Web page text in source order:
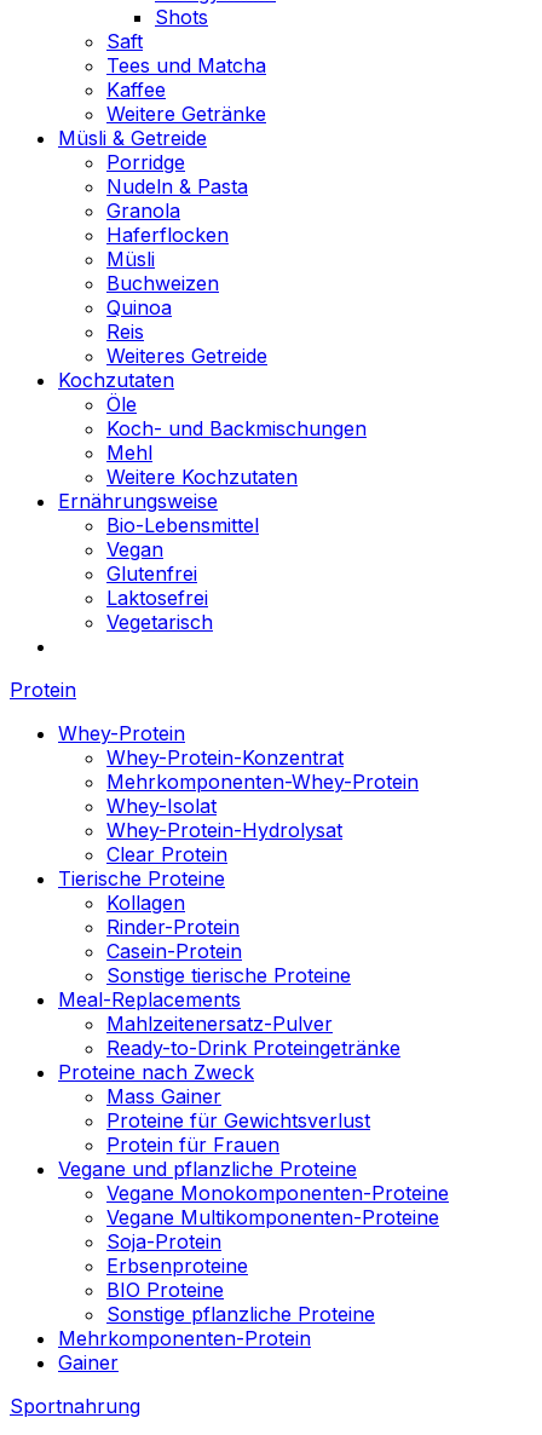
Shots
Saft
Tees und Matcha
Kaffee
Weitere Getränke
Müsli & Getreide
Porridge
Nudeln & Pasta
Granola
Haferflocken
Müsli
Buchweizen
Quinoa
Reis
Weiteres Getreide
Kochzutaten
Öle
Koch- und Backmischungen
Mehl
Weitere Kochzutaten
Ernährungsweise
Bio-Lebensmittel
Vegan
Glutenfrei
Laktosefrei
Vegetarisch
Protein
Whey-Protein
Whey-Protein-Konzentrat
Mehrkomponenten-Whey-Protein
Whey-Isolat
Whey-Protein-Hydrolysat
Clear Protein
Tierische Proteine
Kollagen
Rinder-Protein
Casein-Protein
Sonstige tierische Proteine
Meal-Replacements
Mahlzeitenersatz-Pulver
Ready-to-Drink Proteingetränke
Proteine nach Zweck
Mass Gainer
Proteine für Gewichtsverlust
Protein für Frauen
Vegane und pflanzliche Proteine
Vegane Monokomponenten-Proteine
Vegane Multikomponenten-Proteine
Soja-Protein
Erbsenproteine
BIO Proteine
Sonstige pflanzliche Proteine
Mehrkomponenten-Protein
Gainer
Sportnahrung